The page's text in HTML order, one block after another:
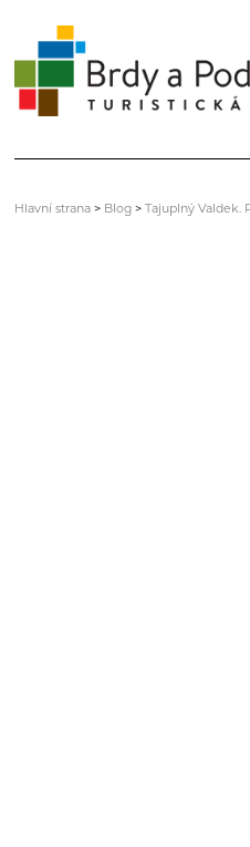
Hlavní strana > Blog >Tajuplný Valdek.